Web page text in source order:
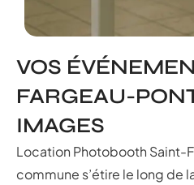
VOS
FARGEAU-
IMAGES
Location Photobooth Saint-
commune s’étire le long de